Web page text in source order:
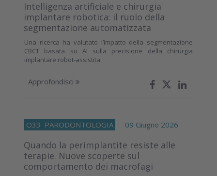
Intelligenza artificiale e chirurgia
implantare robotica: il ruolo della
segmentazione automatizzata
Una ricerca ha valutato l’impatto della segmentazione
CBCT basata su AI sulla precisione della chirurgia
implantare robot-assistita
Approfondisci
O33 PARODONTOLOGIA 09 Giugno 2026
Quando la perimplantite resiste alle
terapie. Nuove scoperte sul
comportamento dei macrofagi